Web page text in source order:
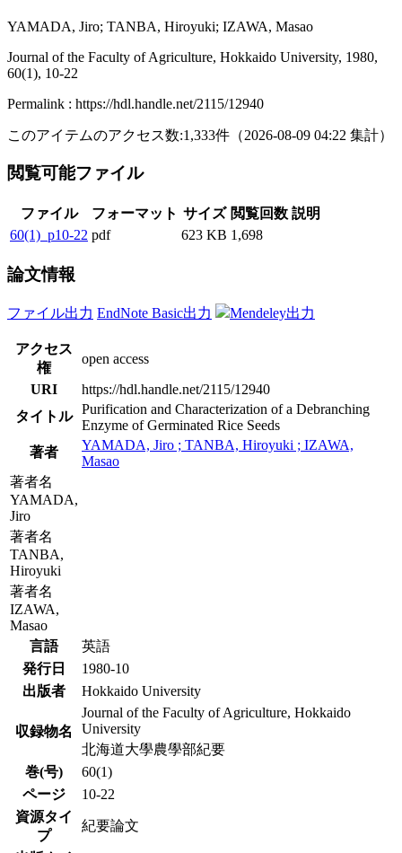
YAMADA, Jiro; TANBA, Hiroyuki; IZAWA, Masao
Journal of the Faculty of Agriculture, Hokkaido University, 1980,
60(1), 10-22
Permalink : https://hdl.handle.net/2115/12940
このアイテムのアクセス数:1,333件 （2026-08-09 04:22 集計）
閲覧可能ファイル
ファイル フォーマット サイズ 閲覧回数 説明
60(1)_p10-22 pdf 623 KB 1,698
論文情報
ファイル出力 EndNote Basic出力 Mendeley出力
アクセス
権
open access
URI
https://hdl.handle.net/2115/12940
タイトル Purification and Characterization of a Debranching
Enzyme of Germinated Rice Seeds
著者
YAMADA, Jiro ; TANBA, Hiroyuki ; IZAWA,
Masao
著者名
YAMADA,
Jiro
著者名
TANBA,
Hiroyuki
著者名
IZAWA,
Masao
言語
英語
発行日
1980-10
出版者
Hokkaido University
収録物名
Journal of the Faculty of Agriculture, Hokkaido
University
北海道大學農學部紀要
巻(号)
60(1)
ページ
10-22
資源タイ
プ
紀要論文